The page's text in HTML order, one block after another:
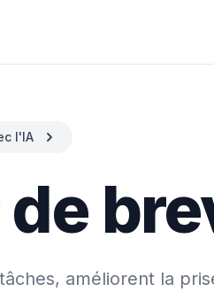
l'IA
améliorent la